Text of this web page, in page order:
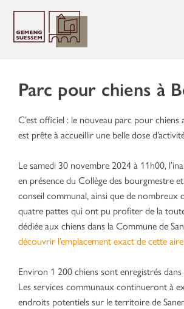
Parc pour chiens à
C’est officiel : le nouveau parc pour chiens
est prête à accueillir une belle dose
Le samedi 30 novembre 2024 à 11h00,
en présence du Collège des bourgmestre et
conseil communal, ainsi que de nombreux
quatre pattes qui ont pu profiter de la
dédiée aux chiens dans la Commune de
découvrir l’emplacement exact de cette
Environ 1 200 chiens sont enregistrés
Les services communaux continueront à
endroits potentiels sur le territoire de